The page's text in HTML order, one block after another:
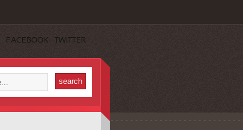
FACEBOOK TWITTER